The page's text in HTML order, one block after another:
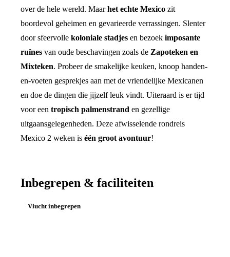
over de hele wereld. Maarhet echte Mexico zit
boordevol geheimen en gevarieerde verrassingen. Slenter
door sfeervolle koloniale stadjes en bezoek imposante
ruïnes van oude beschavingen zoals de Zapoteken en
Mixteken. Probeer de smakelijke keuken, knoop handen-
en-voeten gesprekjes aan met de vriendelijke Mexicanen
en doe de dingen die jijzelf leuk vindt. Uiteraard is er tijd
voor een tropisch palmenstrand en gezellige
uitgaansgelegenheden. Deze afwisselende rondreis
Mexico 2 weken is één groot avontuur!
Inbegrepen & faciliteiten
Vlucht inbegrepen